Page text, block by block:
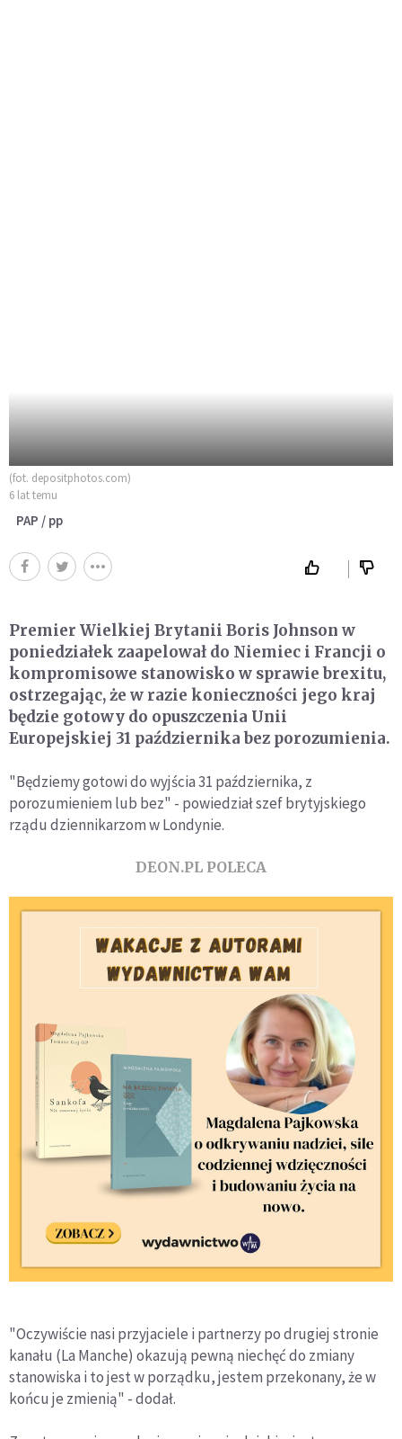
(fot. depositphotos.com)
6 lat temu
PAP / pp
Premier Wielkiej Brytanii Boris Johnson w
poniedziałek zaapelował do Niemiec i Francji o
kompromisowe stanowisko w sprawie brexitu,
ostrzegając, że w razie konieczności jego kraj
będzie gotowy do opuszczenia Unii
Europejskiej 31 października bez porozumienia.
"Będziemy gotowi do wyjścia 31 października, z
porozumieniem lub bez" - powiedział szef brytyjskiego
rządu dziennikarzom w Londynie.
DEON.PL POLECA
"Oczywiście nasi przyjaciele i partnerzy po drugiej stronie
kanału (La Manche) okazują pewną niechęć do zmiany
stanowiska i to jest w porządku, jestem przekonany, że w
końcu je zmienią" - dodał.